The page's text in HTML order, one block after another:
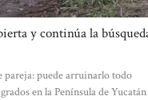
y continúa la
pareja: puede arruinarlo todo
en la Península de